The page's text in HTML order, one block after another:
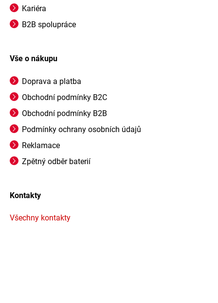
Kariéra
B2B spolupráce
Vše o nákupu
Doprava a platba
Obchodní podmínky B2C
Obchodní podmínky B2B
Podmínky ochrany osobních údajů
Reklamace
Zpětný odběr baterií
Kontakty
Všechny kontakty